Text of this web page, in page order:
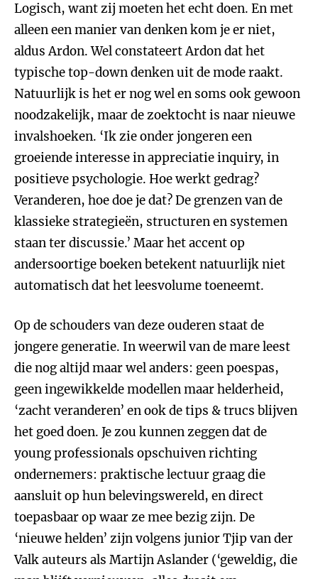
Logisch, want zij moeten het echt doen. En met
alleen een manier van denken kom je er niet,
aldus Ardon. Wel constateert Ardon dat het
typische top-down denken uit de mode raakt.
Natuurlijk is het er nog wel en soms ook gewoon
noodzakelijk, maar de zoektocht is naar nieuwe
invalshoeken. ‘Ik zie onder jongeren een
groeiende interesse in appreciatie inquiry, in
positieve psychologie. Hoe werkt gedrag?
Veranderen, hoe doe je dat? De grenzen van de
klassieke strategieën, structuren en systemen
staan ter discussie.’ Maar het accent op
andersoortige boeken betekent natuurlijk niet
automatisch dat het leesvolume toeneemt.
Op de schouders van deze ouderen staat de
jongere generatie. In weerwil van de mare leest
die nog altijd maar wel anders: geen poespas,
geen ingewikkelde modellen maar helderheid,
‘zacht veranderen’ en ook de tips & trucs blijven
het goed doen. Je zou kunnen zeggen dat de
young professionals opschuiven richting
ondernemers: praktische lectuur graag die
aansluit op hun belevingswereld, en direct
toepasbaar op waar ze mee bezig zijn. De
‘nieuwe helden’ zijn volgens junior Tjip van der
Valk auteurs als Martijn Aslander (‘geweldig, die